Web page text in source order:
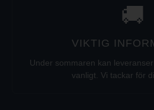
🚚
VIKTIG
Under sommaren kan
vanligt. Vi tackar för